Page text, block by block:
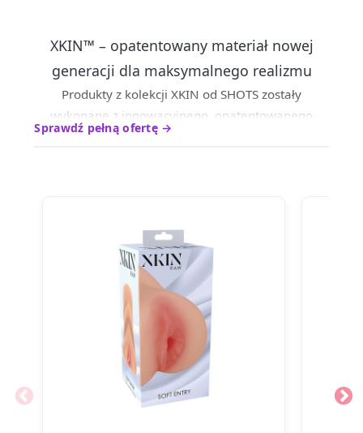
XKIN™ – opatentowany materiał nowej
generacji dla maksymalnego realizmu
Produkty z kolekcji XKIN od SHOTS zostały
wykonane z innowacyjnego, opatentowanego
materiału XKIN™, który wyznacza nowy standard w
W przeciwieństwie do klasycznych materiałów,
XKIN™ jest mniej oleisty, całkowicie bezzapachowy
oraz nie klei się, dzięki czemu użytkowanie jest
znacznie przyjemniejsze i bardziej komfortowe.
Dodatkowo nie wymaga stosowania pudru
regenerującego, co znacząco ułatwia pielęgnację i
utrzymanie produktu w idealnym stanie.
Sprawdź pełną ofertę →